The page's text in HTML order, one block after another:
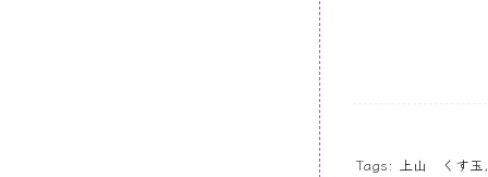
Tags: 上山 くす玉